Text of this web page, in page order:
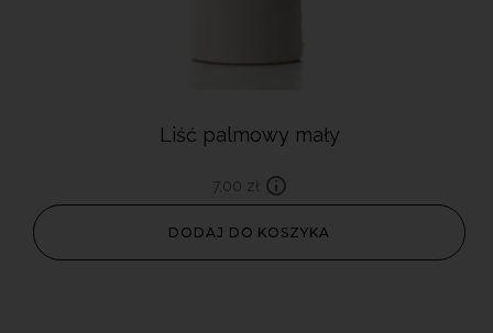
Liść palmowy mały
7,00 zł
DODAJ DO KOSZYKA